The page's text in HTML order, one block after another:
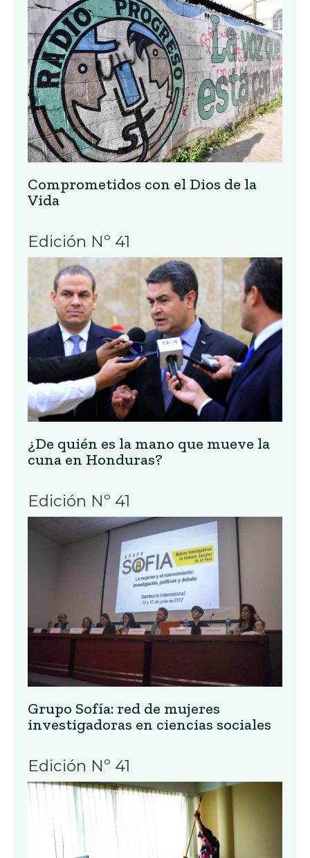
Comprometidos con el Dios de la
Vida
Edición Nº 41
¿De quién es la mano que mueve la
cuna en Honduras?
Edición Nº 41
Grupo Sofía: red de mujeres
investigadoras en ciencias sociales
Edición Nº 41